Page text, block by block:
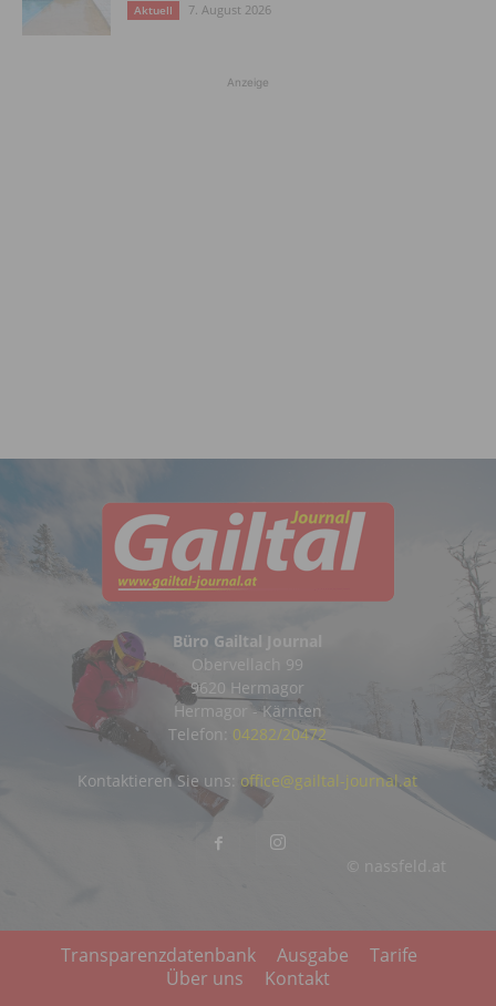
Aktuell 7. August 2026
Anzeige
Büro Gailtal Journal
Obervellach 99
9620 Hermagor
Hermagor - Kärnten
Telefon: 04282/20472
© nassfeld.at
Kontaktieren Sie uns: office@gailtal-journal.at
Transparenzdatenbank Ausgabe
Tarife
Über uns
Kontakt